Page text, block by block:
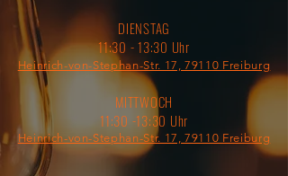
DIENSTAG
11:30 - 13:30 Uhr
Heinrich-von-Stephan-Str. 17, 79110 Freiburg
MITTWOCH
11:30 -13:30 Uhr
Heinrich-von-Stephan-Str. 17, 79110 Freiburg